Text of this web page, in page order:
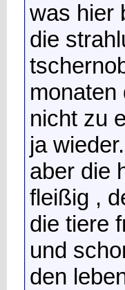
was hier
die
nicht zu
ja
aber die
fleißig ,
die tiere
und
den